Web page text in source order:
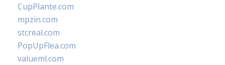
CupPlante.com
mpzin.com
stcreal.com
PopUpFlea.com
valueml.com